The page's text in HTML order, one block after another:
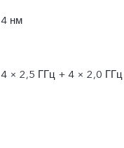
4 нм
4 × 2,5 ГГц + 4 × 2,0 ГГц